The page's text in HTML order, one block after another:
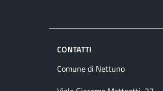
CONTATTI
Comune di Nettuno